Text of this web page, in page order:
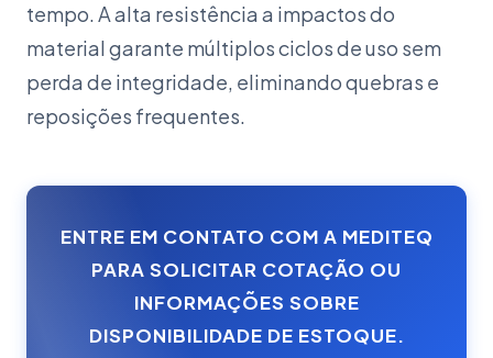
tempo. A alta resistência a impactos do
material garante múltiplos ciclos de uso sem
perda de integridade, eliminando quebras e
reposições frequentes.
ENTRE EM CONTATO COM A MEDITEQ
PARA SOLICITAR COTAÇÃO OU
INFORMAÇÕES SOBRE
DISPONIBILIDADE DE ESTOQUE.